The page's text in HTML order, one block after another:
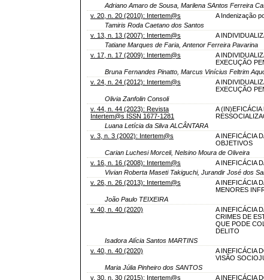
Adriano Amaro de Sousa, Marilena SAntos Ferreira
v. 20, n. 20 (2010): Intertem@s
A Indenização
Tamiris Roda Caetano dos Santos
v. 13, n. 13 (2007): Intertem@s
A
Tatiane Marques de Faria, Antenor Ferreira Pavarina
v. 17, n. 17 (2009): Intertem@s
A
EXECUÇÃO
Bruna Fernandes Pinatto, Marcus Vinícius Feltrim
v. 24, n. 24 (2012): Intertem@s
A
EXECUÇÃO
Olivia Zanfolin Consoli
v. 44, n. 44 (2023): Revista
Intertem@s ISSN 1677-1281
A (IN)EFICÁCIA
Luana Letícia da Silva ALCÂNTARA
v. 3, n. 3 (2002): Intertem@s
A INEFICÁCIA
OBJETIVOS
Carian Luchesi Morceli, Nelsino Moura de Oliveira
v. 16, n. 16 (2008): Intertem@s
A INEFICÁCIA
Vivian Roberta Maseti Takiguchi, Jurandir José dos
v. 26, n. 26 (2013): Intertem@s
A INEFICÁCIA
MENORES
João Paulo TEIXEIRA
v. 40, n. 40 (2020)
A INEFICÁCIA
CRIMES DE
QUE PODE
DELITO
Isadora Alícia Santos MARTINS
v. 40, n. 40 (2020)
A INEFICÁCIA
VISÃO
Maria Júlia Pinheiro dos SANTOS
v. 30, n. 30 (2015): Intertem@s
A INEFICÁCIA